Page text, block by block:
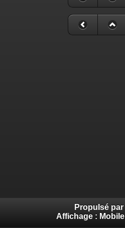
Propulsé par
Affichage : Mobile